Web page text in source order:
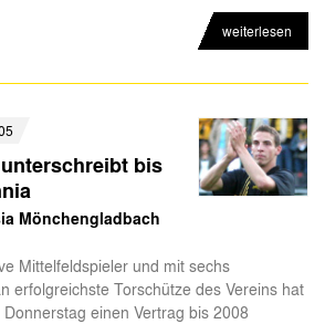
weiterlesen
bis
Mönchengladbach
Mittelfeldspieler und mit sechs
erfolgreichste Torschütze des Vereins hat
einen Vertrag bis 2008